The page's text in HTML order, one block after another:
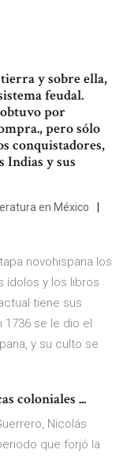
y sobre ella,
feudal.
por
pero sólo
conquistadores,
Indias y sus
en México
novohispana los
ídolos y los libros
tiene sus
se le dio el
y su culto se
coloniales ...
Nicolás
que forjó la